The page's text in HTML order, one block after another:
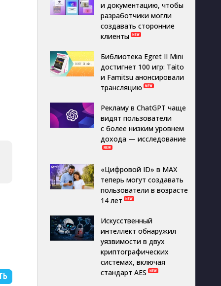
и документацию, чтобы
разработчики могли
создавать сторонние
клиенты
Библиотека Egret II Mini
достигнет 100 игр: Taito
и Famitsu анонсировали
трансляцию
Рекламу в ChatGPT чаще
видят пользователи
с более низким уровнем
дохода — исследование
«Цифровой ID» в MAX
теперь могут создавать
пользователи в возрасте
14 лет
Искусственный
интеллект обнаружил
уязвимости в двух
криптографических
системах, включая
стандарт AES